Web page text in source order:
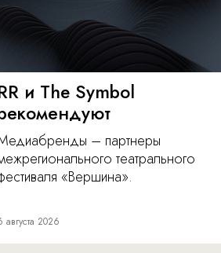
и The Symbol
– партнеры
театрального
«Вершина».
августа 2026